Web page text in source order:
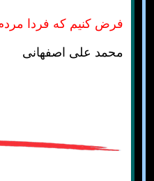
فرض کنیم که فردا
محمد علی اصفهانی